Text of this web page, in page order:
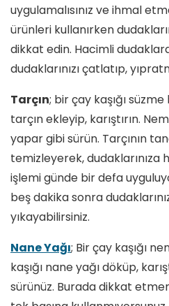
uygulamalısınız ve ihmal
ürünleri kullanırken
dikkat edin. Hacimli
dudaklarınızı çatlatıp,
Tarçın; bir çay kaşığı
tarçın ekleyip, karıştırın.
yapar gibi sürün. Tarçının
temizleyerek, dudaklarınıza
işlemi günde bir defa
beş dakika sonra
yıkayabilirsiniz.
Nane Yağı; Bir çay kaşığı
kaşığı nane yağı döküp,
sürünüz. Burada dikkat